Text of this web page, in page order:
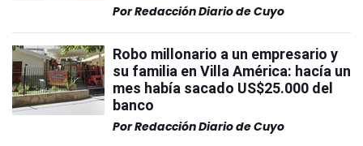
PorRedacción Diario de Cuyo
Robo millonario a un empresario y
su familia en Villa América: hacía un
mes había sacado US$25.000 del
banco
PorRedacción Diario de Cuyo